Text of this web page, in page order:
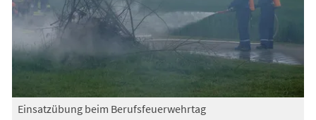
Einsatzübung beim Berufsfeuerwehrtag